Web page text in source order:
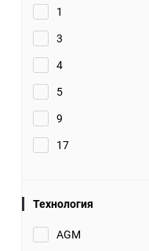
1
3
4
5
9
17
Технология
AGM